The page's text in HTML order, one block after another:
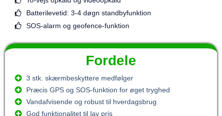
Batterilevetid: 3-4 døgn standbyfunktion
SOS-alarm og geofence-funktion
Fordele
3 stk. skærmbeskyttere medfølger
Præcis GPS og SOS-funktion for øget tryghed
Vandafvisende og robust til hverdagsbrug
God funktionalitet til lav pris